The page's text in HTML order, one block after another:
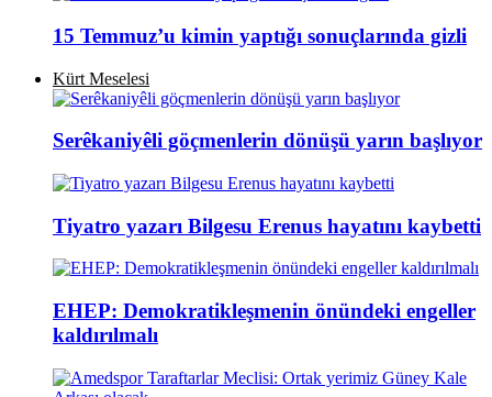
15 Temmuz’u kimin yaptığı sonuçlarında gizli
Kürt Meselesi
Serêkaniyêli göçmenlerin dönüşü yarın başlıyor
Tiyatro yazarı Bilgesu Erenus hayatını kaybetti
EHEP: Demokratikleşmenin önündeki engeller
kaldırılmalı